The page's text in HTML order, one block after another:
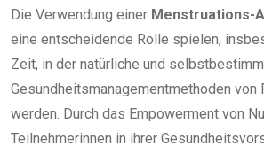
Die Verwendung einer Menstruations-
eine entscheidende Rolle spielen,
Zeit, in der natürliche und
Gesundheitsmanagementmethoden von
werden. Durch das Empowerment von
Teilnehmerinnen in ihrer